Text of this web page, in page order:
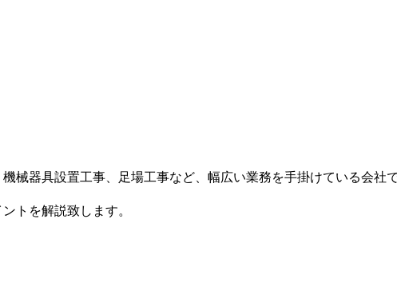
械器具設置工事、足場工事など、幅広い業務を手掛けている会社で
トを解説致します。